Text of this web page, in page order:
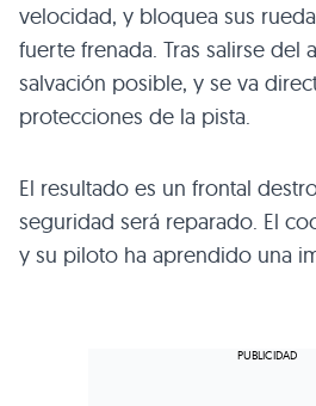
velocidad, y bloquea sus
fuerte frenada. Tras salirse del
salvación posible, y se va
protecciones de la pista.
El resultado es un frontal
seguridad será reparado. El
y su piloto ha aprendido una